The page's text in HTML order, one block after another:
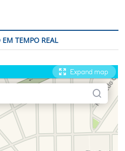
EM TEMPO REAL